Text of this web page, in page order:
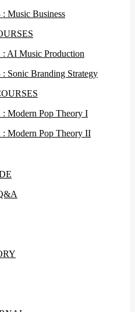
Music Business
AI Music Production
Sonic Branding Strategy
Modern Pop Theory I
Modern Pop Theory II